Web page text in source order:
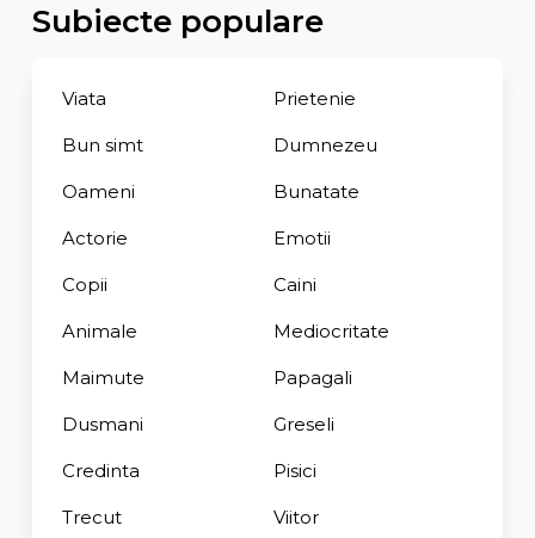
Subiecte populare
Viata Prietenie
Bun simt Dumnezeu
Oameni Bunatate
Actorie Emotii
Copii Caini
Animale Mediocritate
Maimute Papagali
Dusmani Greseli
Credinta Pisici
Trecut Viitor